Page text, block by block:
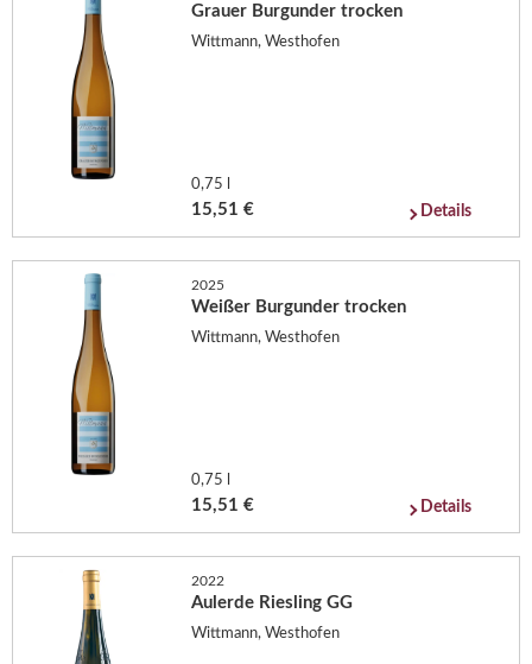
Grauer Burgunder trocken
Wittmann, Westhofen
0,75 l
15,51 € Details
2025
Weißer Burgunder trocken
Wittmann, Westhofen
0,75 l
15,51 € Details
2022
Aulerde Riesling GG
Wittmann, Westhofen